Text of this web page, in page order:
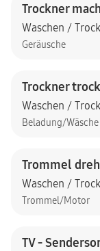
Trockner
Waschen /
Geräusche
Trockner
Waschen /
Beladung/Wäsche
Trommel
Waschen /
Trommel/Motor
TV -